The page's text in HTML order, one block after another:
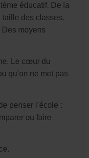
éducatif. De la
des classes.
Des moyens
Le cœur du
qu’on ne met pas
penser l’école :
ou faire